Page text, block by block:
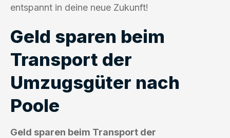
entspannt in deine neue Zukunft!
Geld sparen beim
Transport der
Umzugsgüter nach
Poole
Geld sparen beim Transport der